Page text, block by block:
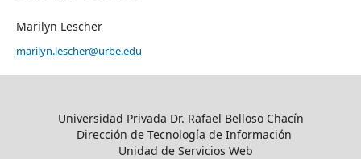
Marilyn Lescher
marilyn.lescher@urbe.edu
Universidad Privada Dr. Rafael Belloso Chacín
Dirección de Tecnología de Información
Unidad de Servicios Web